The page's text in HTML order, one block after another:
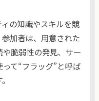
の知識やスキルを競
加者は、用意された
脆弱性の発見、サー
て“フラッグ”と呼ば